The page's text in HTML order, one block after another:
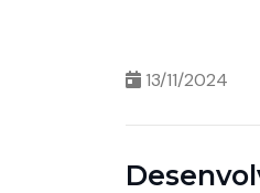
13/11/2024